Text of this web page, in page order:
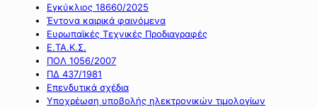
Εγκύκλιος 18660/2025
Έντονα καιρικά φαινόμενα
Ευρωπαϊκές Τεχνικές Προδιαγραφές
Ε.ΤΑ.Κ.Σ.
ΠΟΛ 1056/2007
ΠΔ 437/1981
Επενδυτικά σχέδια
Υποχρέωση υποβολής ηλεκτρονικών τιμολογίων